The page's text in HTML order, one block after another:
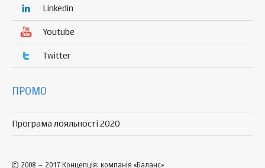
Linkedin
Youtube
Twitter
ПРОМО
Програма лояльності 2020
© 2008 – 2017 Концепція: компанія «Баланс»